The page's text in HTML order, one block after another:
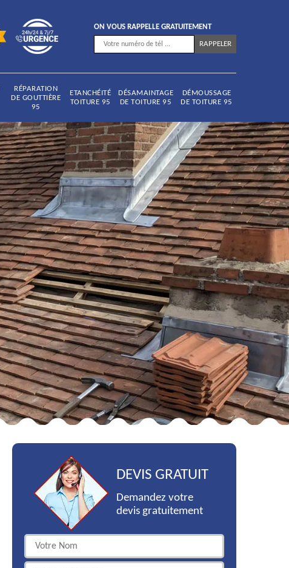
ON VOUS RAPPELLE GRATUITEMENT
RÉPARATION
DE GOUTTIÈRE
95
ETANCHÉITÉ
TOITURE 95
DÉSAMAINTAGE
DE TOITURE 95
DÉMOUSSAGE
DE TOITURE 95
DEVIS GRATUIT
Demandez votre
devis gratuitement